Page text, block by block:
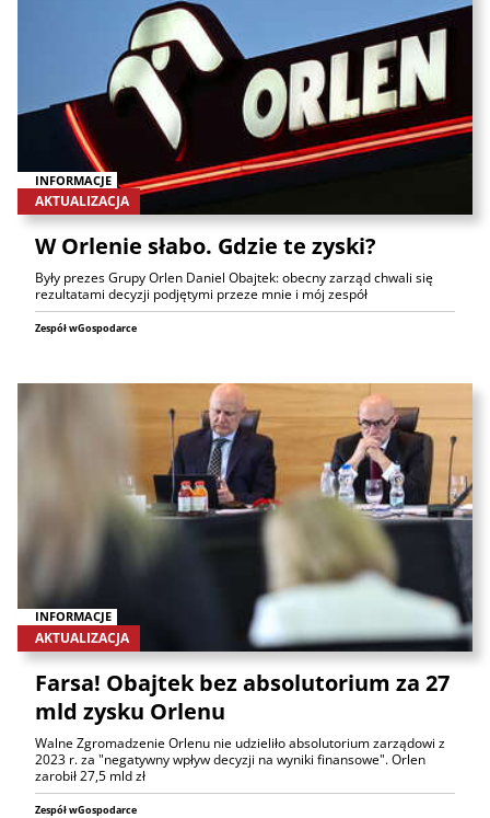
INFORMACJE
AKTUALIZACJA
W Orlenie słabo. Gdzie te zyski?
Były prezes Grupy Orlen Daniel Obajtek: obecny zarząd chwali się
rezultatami decyzji podjętymi przeze mnie i mój zespół
Zespół wGospodarce
INFORMACJE
AKTUALIZACJA
Farsa! Obajtek bez absolutorium za 27
mld zysku Orlenu
Walne Zgromadzenie Orlenu nie udzieliło absolutorium zarządowi z
2023 r. za "negatywny wpływ decyzji na wyniki finansowe". Orlen
zarobił 27,5 mld zł
Zespół wGospodarce